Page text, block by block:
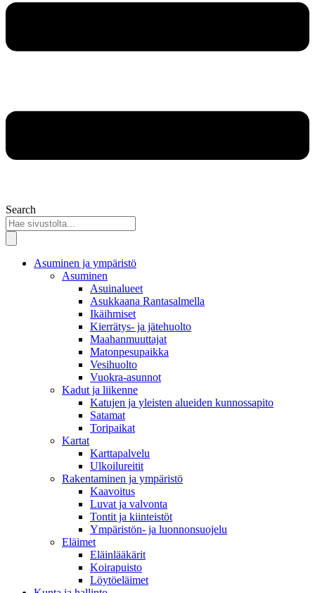
Search
Asuminen ja ympäristö
Asuminen
Asuinalueet
Asukkaana Rantasalmella
Ikäihmiset
Kierrätys- ja jätehuolto
Maahanmuuttajat
Matonpesupaikka
Vesihuolto
Vuokra-asunnot
Kadut ja liikenne
Katujen ja yleisten alueiden kunnossapito
Satamat
Toripaikat
Kartat
Karttapalvelu
Ulkoilureitit
Rakentaminen ja ympäristö
Kaavoitus
Luvat ja valvonta
Tontit ja kiinteistöt
Ympäristön- ja luonnonsuojelu
Eläimet
Eläinlääkärit
Koirapuisto
Löytöeläimet